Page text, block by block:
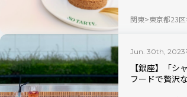
関東 東京都23区
Jun. 30th, 2023
【銀座】「
フードで贅沢